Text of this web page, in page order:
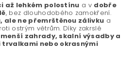
až lehkém polostínu a v dobře
, bez dlouhodobého zamokření.
ale ne přemrštěnou zálivku a
ostrým větrům. Díky zakrslé
menší zahrady, skalní výsadby a
trvalkami nebo okrasnými